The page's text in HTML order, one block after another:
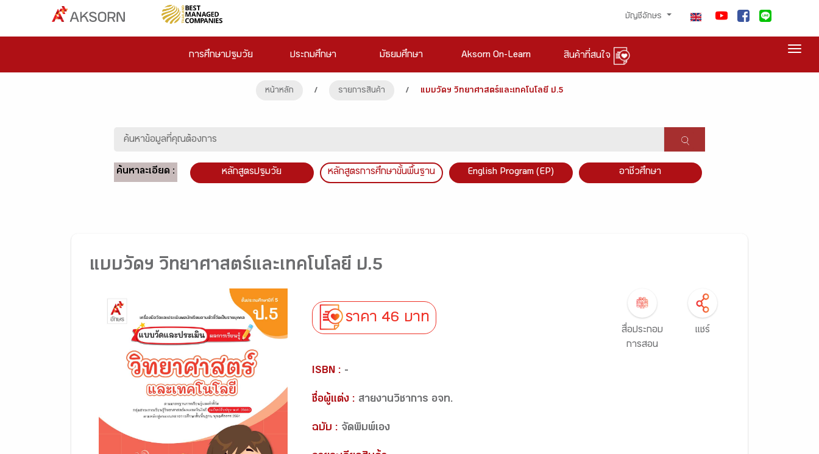
บัญชีอักษร
การศึกษาปฐมวัย ประถมศึกษา มัธยมศึกษา Aksorn On-Learn สินค้าที่สนใจ
หน้าหลัก / รายการสินค้า / แบบวัดฯ วิทยาศาสตร์และเทคโนโลยี ป.5
ค้นหาละเอียด : หลักสูตรปฐมวัย หลักสูตรการศึกษาขั้นพื้นฐาน English Program (EP) อาชีวศึกษา
แบบวัดฯ วิทยาศาสตร์และเทคโนโลยี ป.5
ราคา 46 บาท
สื่อประกอบ
การสอน
แชร์
ISBN : -
ชื่อผู้แต่ง : สายงานวิชาการ อจท.
ฉบับ : จัดพิมพ์เอง